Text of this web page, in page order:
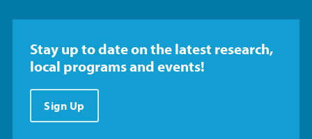
Stay up to date on the latest research,
local programs and events!
Sign Up